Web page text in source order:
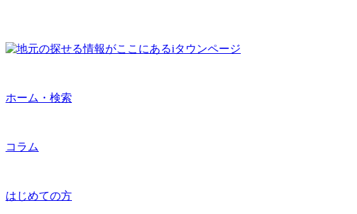
ホーム・検索
コラム
はじめての方